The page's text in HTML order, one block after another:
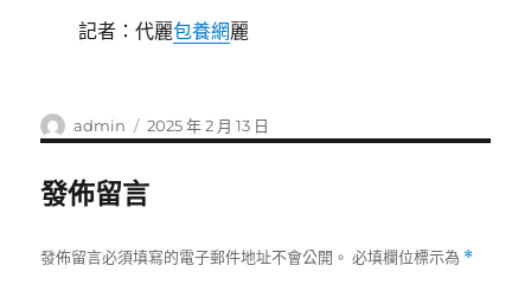
記者：代麗包養網麗
作
者
admin
發
佈
2025 年 2 月 13 日
發佈留言
發佈留言必須填寫的電子郵件地址不會公開。 必填欄位標示為 *